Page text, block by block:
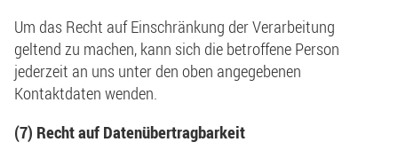
Um das Recht auf Einschränkung der Verarbeitung
geltend zu machen, kann sich die betroffene Person
jederzeit an uns unter den oben angegebenen
Kontaktdaten wenden.
(7) Recht auf Datenübertragbarkeit